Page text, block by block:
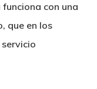
con una
que en los